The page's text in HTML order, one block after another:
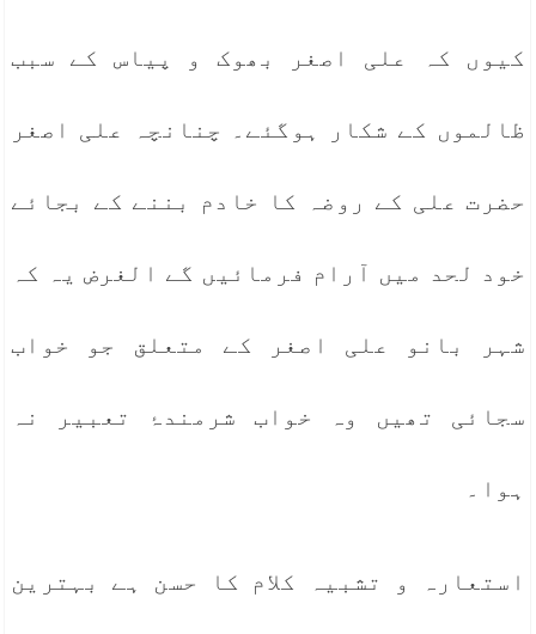
کیوں کہ علی اصغر بھوک و پیاس کے سبب
ظالموں کے شکار ہوگئے۔ چنانچہ علی اصغر
حضرت علی کے روضہ کا خادم بننے کے بجائے
خود لحد میں آرام فرمائیں گے الغرض یہ کہ
شہر بانو علی اصغر کے متعلق جو خواب
سجائی تھیں وہ خواب شرمندۂ تعبیر نہ
ہوا۔
استعارہ و تشبیہ کلام کا حسن ہے بہترین